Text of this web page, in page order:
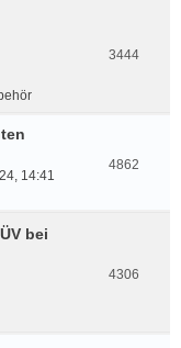
3444
14:41
4862
bei
4306